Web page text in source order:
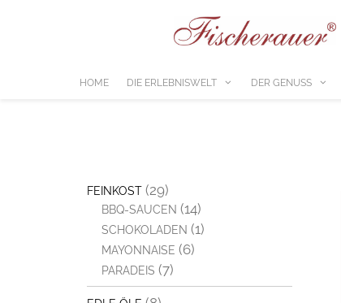
HOME DIE ERLEBNISWELT DER GENUSS
FEINKOST (29)
BBQ-SAUCEN (14)
SCHOKOLADEN (1)
MAYONNAISE (6)
PARADEIS (7)